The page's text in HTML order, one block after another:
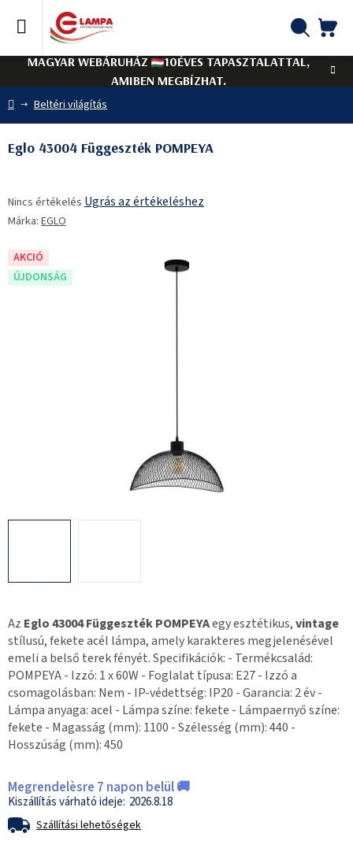
tartalomhoz
MAGYAR WEBÁRUHÁZ
10ÉVES TAPASZTALATTAL,
AMIBEN MEGBÍZHAT.
Kezdőlap
Beltéri világítás
Az Eglo 43004 Függeszték POMPEYAegy esztétikus,vintage
stílusú, fekete acél lámpa, amely karakteres megjelenésével
emeli a belső terek fényét. Specifikációk: - Termékcsalád:
POMPEYA - Izzó: 1 x 60W - Foglalat típusa: E27 - Izzó a
csomagolásban: Nem - IP-védettség: IP20 - Garancia: 2 év -
Lámpa anyaga: acel - Lámpa színe: fekete - Lámpaernyő színe:
fekete - Magasság (mm): 1100 - Szélesség (mm): 440 -
Hosszúság (mm): 450
Megrendelèsre 7 napon belül 🚚
2026.8.18
Szállítási lehetőségek
Eglo 43004 Függeszték POMPEYA
termék
átlagos
5-
ből
Nincs értékelés Ugrás az értékeléshez
Márka: EGLO
AKCIÓ
ÚJDONSÁG